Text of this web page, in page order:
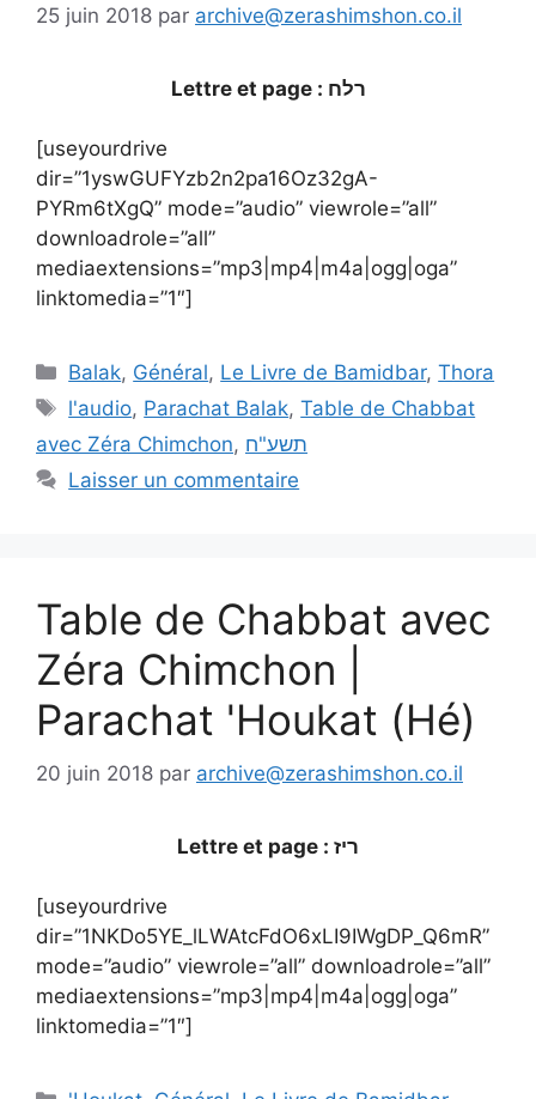
25 juin 2018 par archive@zerashimshon.co.il
Lettre et page : רלח
[useyourdrive
dir=”1yswGUFYzb2n2pa16Oz32gA-
PYRm6tXgQ” mode=”audio” viewrole=”all”
downloadrole=”all”
mediaextensions=”mp3|mp4|m4a|ogg|oga”
linktomedia=”1″]
Balak, Général, Le Livre de Bamidbar,Thora
l'audio, Parachat Balak,Table de Chabbat
avec Zéra Chimchon, תשע"ח
Laisser un commentaire
Table de Chabbat avec
Zéra Chimchon |
Parachat 'Houkat (Hé)
20 juin 2018 par archive@zerashimshon.co.il
Lettre et page : ריז
[useyourdrive
dir=”1NKDo5YE_lLWAtcFdO6xLI9IWgDP_Q6mR”
mode=”audio” viewrole=”all” downloadrole=”all”
mediaextensions=”mp3|mp4|m4a|ogg|oga”
linktomedia=”1″]